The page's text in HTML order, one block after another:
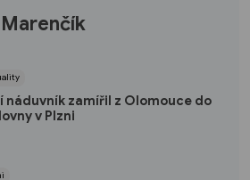
náduvník zamířil z Olomouce do
v Plzni